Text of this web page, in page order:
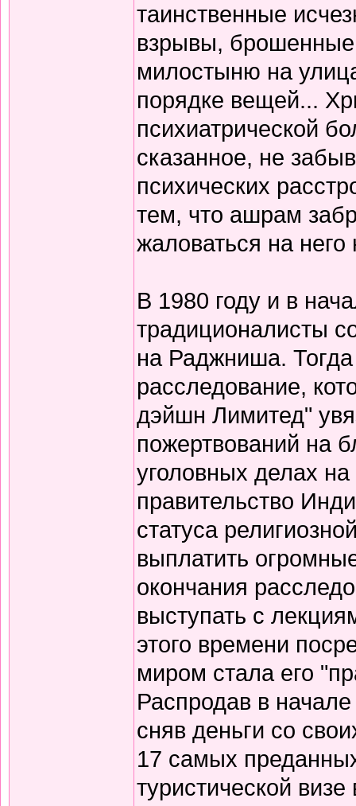
таинственные
взрывы,
милостыню на
порядке вещей...
психиатрической
сказанное, не
психических
тем, что ашрам
жаловаться на
В 1980 году и в
традиционалисты
на Раджниша.
расследование,
дэйшн Лимитед"
пожертвований на
уголовных делах
правительство
статуса
выплатить
окончания
выступать с
этого времени
миром стала его
Распродав в
сняв деньги со
17 самых
туристической